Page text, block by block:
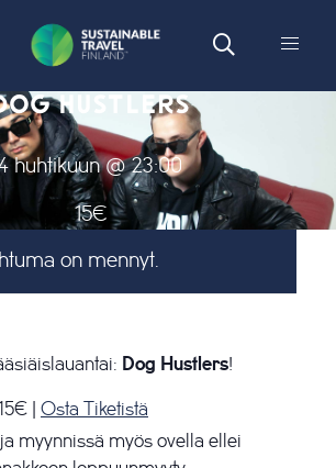
HUSTLERS
huhtikuun @ 23:00
15€
on mennyt.
Dog Hustlers!
| Osta Tiketistä
myynnissä myös ovella ellei